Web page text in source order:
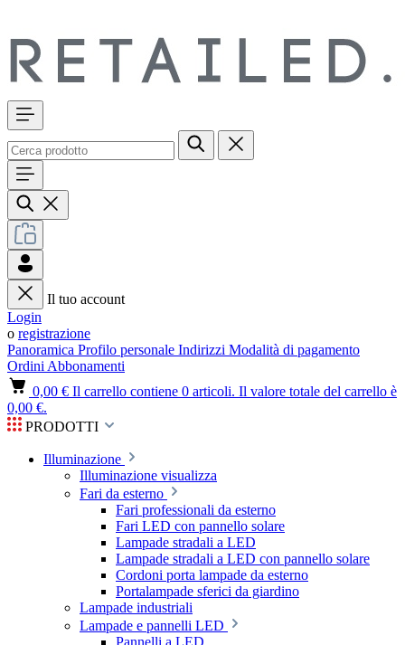
Il tuo account
Login
o registrazione
Panoramica Profilo personale Indirizzi Modalità di pagamento
Ordini Abbonamenti
0,00 € Il carrello contiene 0 articoli. Il valore totale del carrello è
0,00 €.
PRODOTTI
Illuminazione
Illuminazione visualizza
Fari da esterno
Fari professionali da esterno
Fari LED con pannello solare
Lampade stradali a LED
Lampade stradali a LED con pannello solare
Cordoni porta lampade da esterno
Portalampade sferici da giardino
Lampade industriali
Lampade e pannelli LED
Pannelli a LED